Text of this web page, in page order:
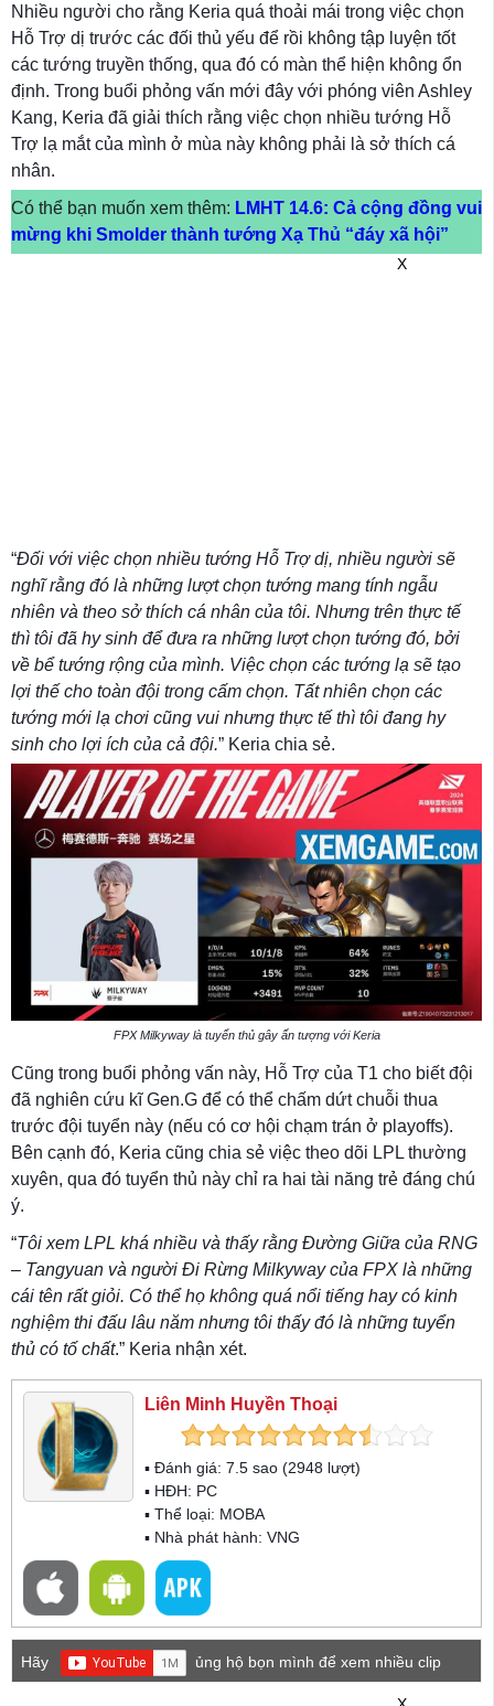
Nhiều người cho rằng Keria quá thoải mái trong việc chọn
Hỗ Trợ dị trước các đối thủ yếu để rồi không tập luyện tốt
các tướng truyền thống, qua đó có màn thể hiện không ổn
định. Trong buổi phỏng vấn mới đây với phóng viên Ashley
Kang, Keria đã giải thích rằng việc chọn nhiều tướng Hỗ
Trợ lạ mắt của mình ở mùa này không phải là sở thích cá
nhân.
Có thể bạn muốn xem thêm: LMHT 14.6: Cả cộng đồng vui
mừng khi Smolder thành tướng Xạ Thủ “đáy xã hội”
X
“Đối với việc chọn nhiều tướng Hỗ Trợ dị, nhiều người sẽ
nghĩ rằng đó là những lượt chọn tướng mang tính ngẫu
nhiên và theo sở thích cá nhân của tôi. Nhưng trên thực tế
thì tôi đã hy sinh để đưa ra những lượt chọn tướng đó, bởi
về bể tướng rộng của mình. Việc chọn các tướng lạ sẽ tạo
lợi thế cho toàn đội trong cấm chọn. Tất nhiên chọn các
tướng mới lạ chơi cũng vui nhưng thực tế thì tôi đang hy
sinh cho lợi ích của cả đội.” Keria chia sẻ.
FPX Milkyway là tuyển thủ gây ấn tượng với Keria
Cũng trong buổi phỏng vấn này, Hỗ Trợ của T1 cho biết đội
đã nghiên cứu kĩ Gen.G để có thể chấm dứt chuỗi thua
trước đội tuyển này (nếu có cơ hội chạm trán ở playoffs).
Bên cạnh đó, Keria cũng chia sẻ việc theo dõi LPL thường
xuyên, qua đó tuyển thủ này chỉ ra hai tài năng trẻ đáng chú
ý.
“Tôi xem LPL khá nhiều và thấy rằng Đường Giữa của RNG
– Tangyuan và người Đi Rừng Milkyway của FPX là những
cái tên rất giỏi. Có thể họ không quá nổi tiếng hay có kinh
nghiệm thi đấu lâu năm nhưng tôi thấy đó là những tuyển
thủ có tố chất.” Keria nhận xét.
Liên Minh Huyền Thoại
▪ Đánh giá: 7.5 sao (2948 lượt)
▪ HĐH: PC
▪ Thể loại: MOBA
▪ Nhà phát hành: VNG
Hãy
ủng hộ bọn mình để xem nhiều clip